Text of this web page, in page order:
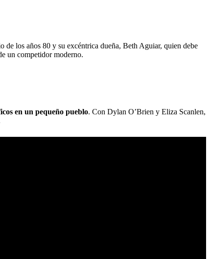
de los años 80 y su excéntrica dueña, Beth Aguiar, quien debe
un competidor moderno.
en un pequeño pueblo. Con Dylan O’Brien y Eliza Scanlen,